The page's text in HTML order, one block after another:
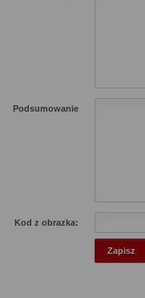
Podsumowanie
Kod z obrazka: